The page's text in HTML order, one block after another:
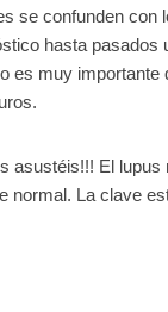
se confunden con
hasta
es muy
asustéis!!! El
normal. La clave